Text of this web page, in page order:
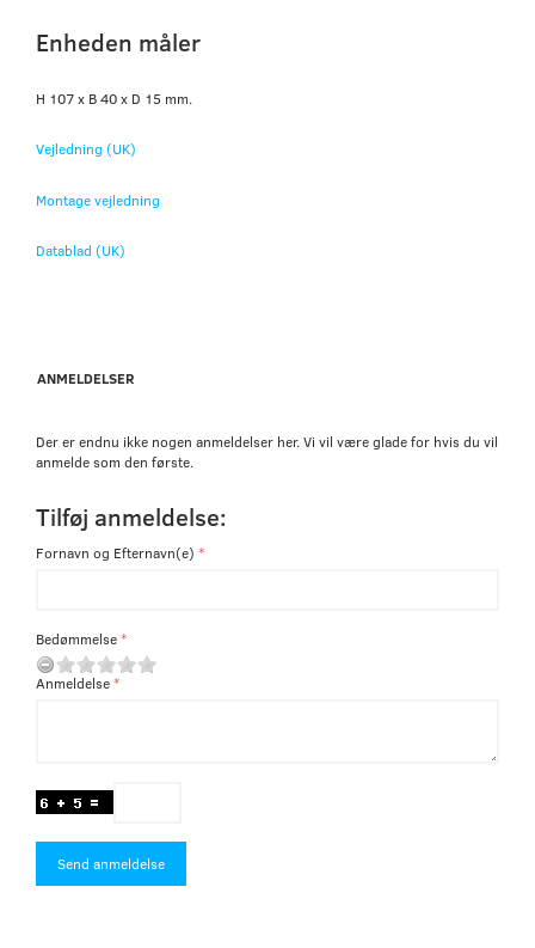
Enheden måler
H 107 x B 40 x D 15 mm.
Vejledning (UK)
Montage vejledning
Datablad (UK)
ANMELDELSER
Der er endnu ikke nogen anmeldelser her. Vi vil være glade for hvis du vil
anmelde som den første.
Tilføj anmeldelse:
Fornavn og Efternavn(e)
Bedømmelse
Anmeldelse
Send anmeldelse